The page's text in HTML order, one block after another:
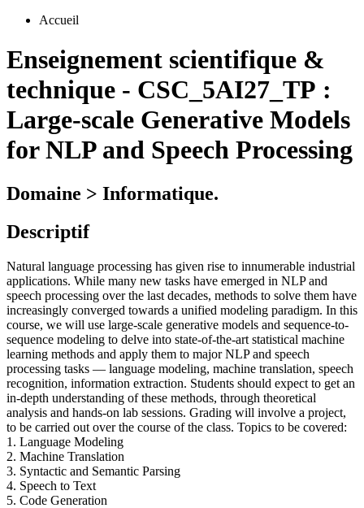
Accueil
Enseignement scientifique &
technique - CSC_5AI27_TP :
Large-scale Generative Models
for NLP and Speech Processing
Domaine > Informatique.
Descriptif
Natural language processing has given rise to innumerable industrial
applications. While many new tasks have emerged in NLP and
speech processing over the last decades, methods to solve them have
increasingly converged towards a unified modeling paradigm. In this
course, we will use large-scale generative models and sequence-to-
sequence modeling to delve into state-of-the-art statistical machine
learning methods and apply them to major NLP and speech
processing tasks — language modeling, machine translation, speech
recognition, information extraction. Students should expect to get an
in-depth understanding of these methods, through theoretical
analysis and hands-on lab sessions. Grading will involve a project,
to be carried out over the course of the class. Topics to be covered:
1. Language Modeling
2. Machine Translation
3. Syntactic and Semantic Parsing
4. Speech to Text
5. Code Generation